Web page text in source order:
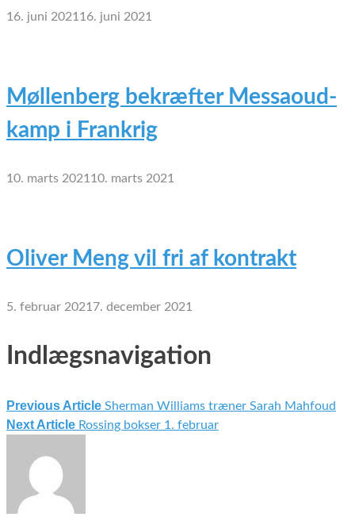
16. juni 2021 16. juni 2021
Møllenberg bekræfter Messaoud-
kamp i Frankrig
10. marts 2021 10. marts 2021
Oliver Meng vil fri af kontrakt
5. februar 2021 7. december 2021
Indlægsnavigation
Previous Article Sherman Williams træner Sarah Mahfoud
Next Article Rossing bokser 1. februar